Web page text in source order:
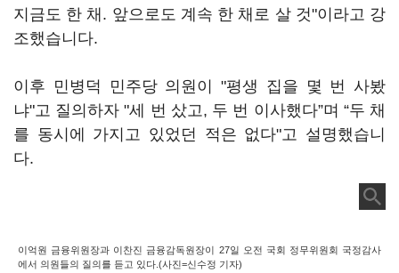
지금도 한 채. 앞으로도 계속 한 채로 살 것"이라고 강
조했습니다.
이후 민병덕 민주당 의원이 "평생 집을 몇 번 사봤
냐"고 질의하자 "세 번 샀고, 두 번 이사했다”며 “두 채
를 동시에 가지고 있었던 적은 없다"고 설명했습니
다.
이억원 금융위원장과 이찬진 금융감독원장이 27일 오전 국회 정무위원회 국정감사
에서 의원들의 질의를 듣고 있다.(사진=신수정 기자)